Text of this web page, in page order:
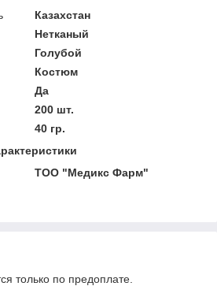
Казахстан
Нетканый
Голубой
Костюм
Да
200 шт.
40 гр.
ТОО "Медикс Фарм"
только по предоплате.